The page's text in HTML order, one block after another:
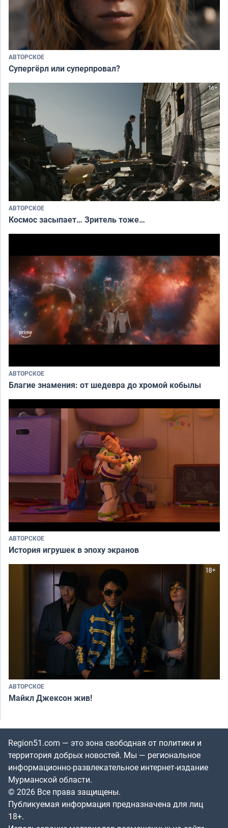
АВТОРСКОЕ
Супергёрл или суперпровал?
АВТОРСКОЕ
Космос засыпает… Зритель тоже…
АВТОРСКОЕ
Благие знамения: от шедевра до хромой кобылы
АВТОРСКОЕ
История игрушек в эпоху экранов
АВТОРСКОЕ
Майкл Джексон жив!
Region51.com — это зона свободная от политики и
территория добрых новостей. Мы — региональное
информационно-развлекательное интернет-издание
Мурманской области.
© 2026 Все права защищены.
Публикуемая информация предназначена для лиц
18+.